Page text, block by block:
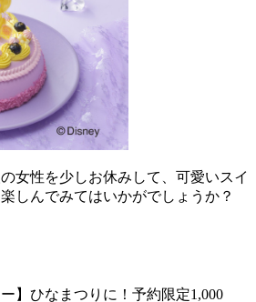
女性を少しお休みして、可愛いスイ
しんでみてはいかがでしょうか？
】ひなまつりに！予約限定1,000